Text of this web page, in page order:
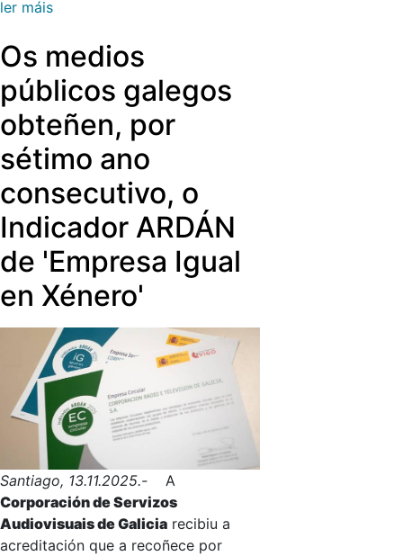
participación de RTVE, CSAG e
ICO e a Xunta de Galicia. Filmax
encárgase da estrea en España e das
vendas internacionais.
ler máis
Os medios
públicos galegos
obteñen, por
sétimo ano
consecutivo, o
Indicador ARDÁN
de 'Empresa Igual
en Xénero'
Santiago, 13.11.2025.-
A
Corporación de Servizos
Audiovisuais de Galicia recibiu a
acreditación que a recoñece por